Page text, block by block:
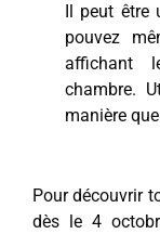
Il peut
pouvez
affichant
chambre.
manière
Pour découvrir
dès le 4